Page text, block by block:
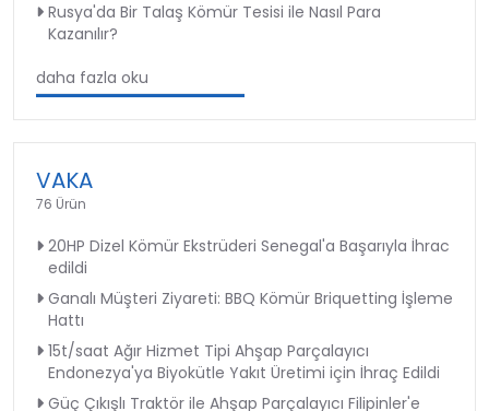
Rusya'da Bir Talaş Kömür Tesisi ile Nasıl Para
Kazanılır?
daha fazla oku
VAKA
76 Ürün
20HP Dizel Kömür Ekstrüderi Senegal'a Başarıyla İhrac
edildi
Ganalı Müşteri Ziyareti: BBQ Kömür Briquetting İşleme
Hattı
15t/saat Ağır Hizmet Tipi Ahşap Parçalayıcı
Endonezya'ya Biyokütle Yakıt Üretimi için İhraç Edildi
Güç Çıkışlı Traktör ile Ahşap Parçalayıcı Filipinler'e